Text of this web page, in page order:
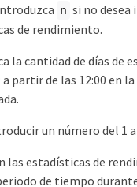
n si no desea
de rendimiento.
la cantidad de días de
partir de las 12:00 en
un número del 1
las estadísticas de
de tiempo